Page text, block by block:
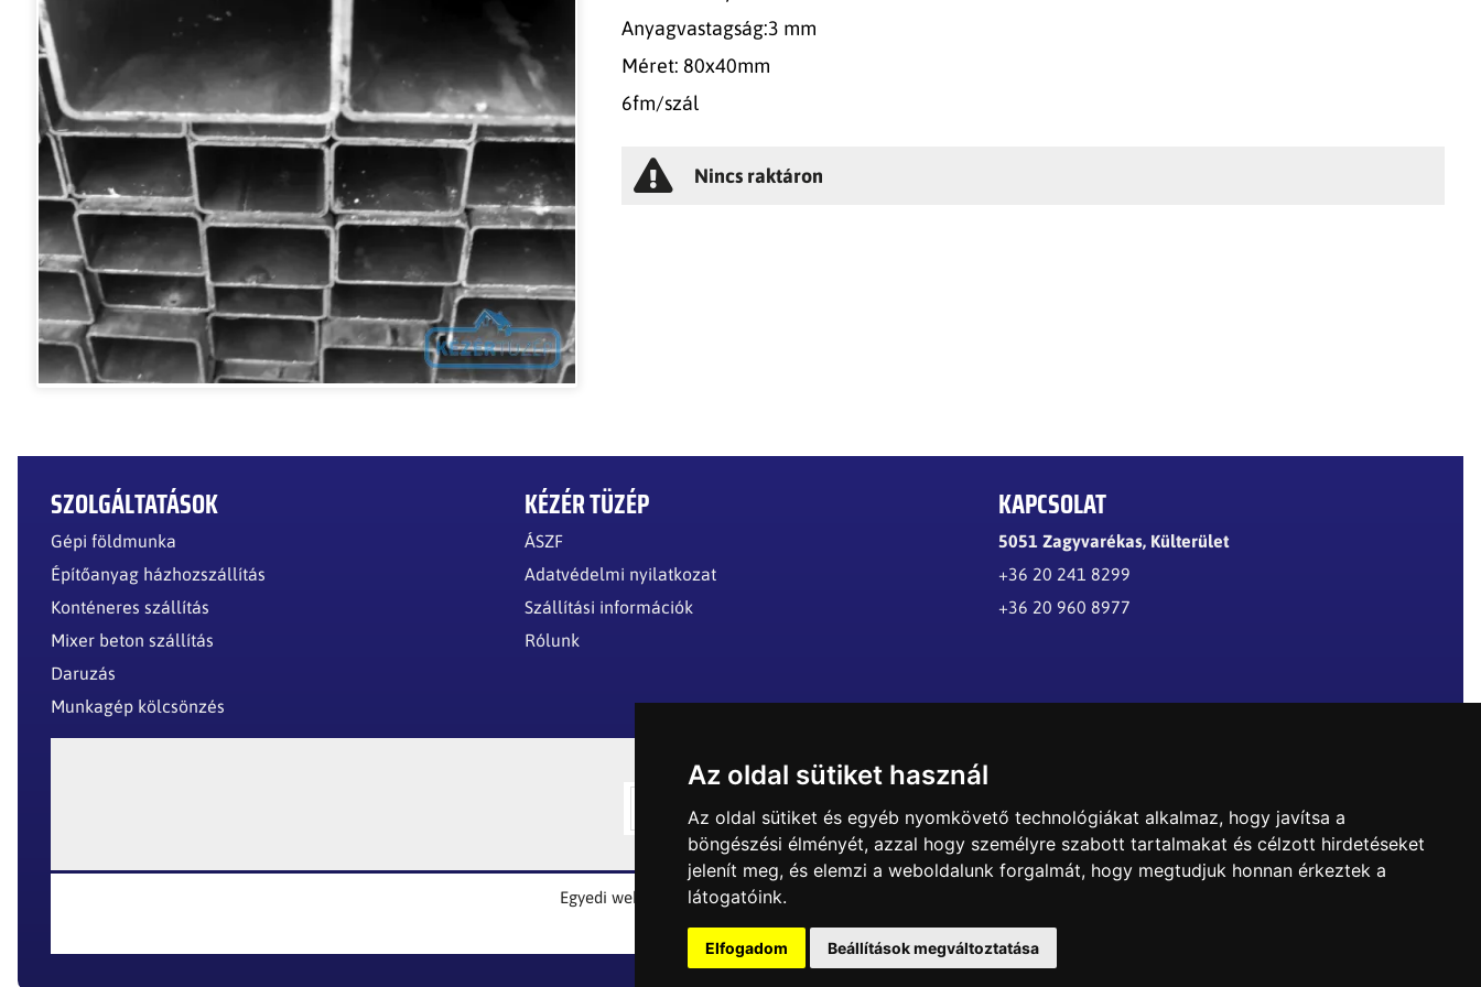
Az oldal sütiket használ
Az oldal sütiket és egyéb nyomkövető technológiákat alkalmaz, hogy javítsa a
böngészési élményét, azzal hogy személyre szabott tartalmakat és célzott hirdetéseket
jelenít meg, és elemzi a weboldalunk forgalmát, hogy megtudjuk honnan érkeztek a
látogatóink.
Elfogadom Beállítások megváltoztatása
Anyagvastagság:3 mm
Méret: 80x40mm
6fm/szál
Nincs raktáron
SZOLGÁLTATÁSOK
Gépi földmunka
Építőanyag házhozszállítás
Konténeres szállítás
Mixer beton szállítás
Daruzás
Munkagép kölcsönzés
KÉZÉR TÜZÉP
ÁSZF
Adatvédelmi nyilatkozat
Szállítási információk
Rólunk
KAPCSOLAT
5051 Zagyvarékas, Külterület
+36 20 241 8299
+36 20 960 8977
Egyedi webáruház készítés a Logical M. Design-tól
© 2023 -Kézér Tüzép